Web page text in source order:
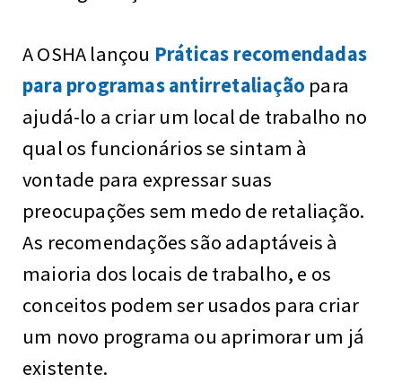
A OSHA lançou Práticas recomendadas
para programas antirretaliação para
ajudá-lo a criar um local de trabalho no
qual os funcionários se sintam à
vontade para expressar suas
preocupações sem medo de retaliação.
As recomendações são adaptáveis à
maioria dos locais de trabalho, e os
conceitos podem ser usados para criar
um novo programa ou aprimorar um já
existente.